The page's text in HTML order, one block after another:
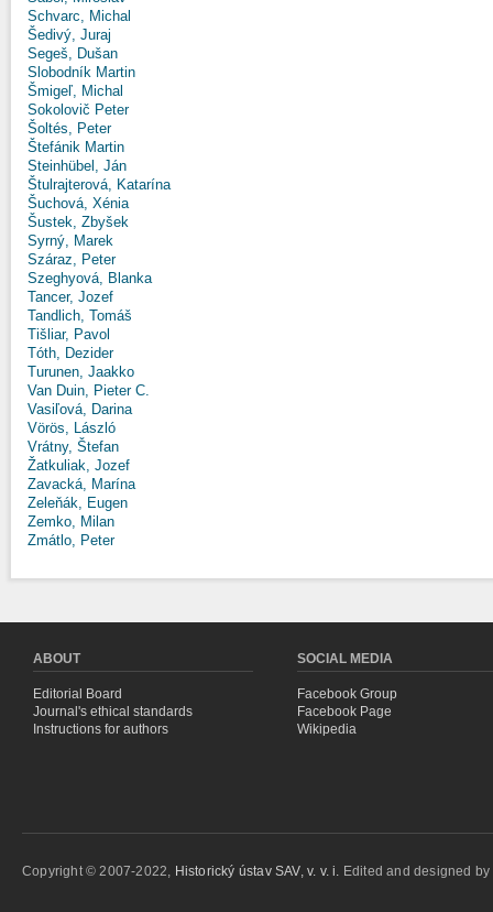
Schvarc, Michal
Šedivý, Juraj
Segeš, Dušan
Slobodník Martin
Šmigeľ, Michal
Sokolovič Peter
Šoltés, Peter
Štefánik Martin
Steinhübel, Ján
Štulrajterová, Katarína
Šuchová, Xénia
Šustek, Zbyšek
Syrný, Marek
Száraz, Peter
Szeghyová, Blanka
Tancer, Jozef
Tandlich, Tomáš
Tišliar, Pavol
Tóth, Dezider
Turunen, Jaakko
Van Duin, Pieter C.
Vasiľová, Darina
Vörös, László
Vrátny, Štefan
Žatkuliak, Jozef
Zavacká, Marína
Zeleňák, Eugen
Zemko, Milan
Zmátlo, Peter
ABOUT
Editorial Board
Journal's ethical standards
Instructions for authors
SOCIAL MEDIA
Facebook Group
Facebook Page
Wikipedia
Copyright © 2007-2022, Historický ústav SAV, v. v. i. Edited and designed by